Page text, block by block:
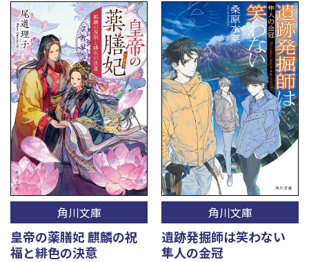
角川文庫
皇帝の薬膳妃 麒麟の祝
福と緋色の決意
角川文庫
遺跡発掘師は笑わない
隼人の金冠